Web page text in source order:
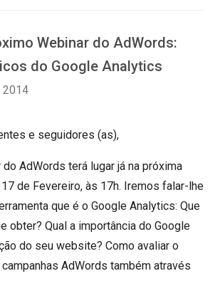
Webinar do AdWords:
do Google Analytics
2014
e seguidores (as),
AdWords terá lugar já na próxima
de Fevereiro, às 17h. Iremos falar-lhe
que é o Google Analytics: Que
obter? Qual a importância do Google
do seu website? Como avaliar o
AdWords também através